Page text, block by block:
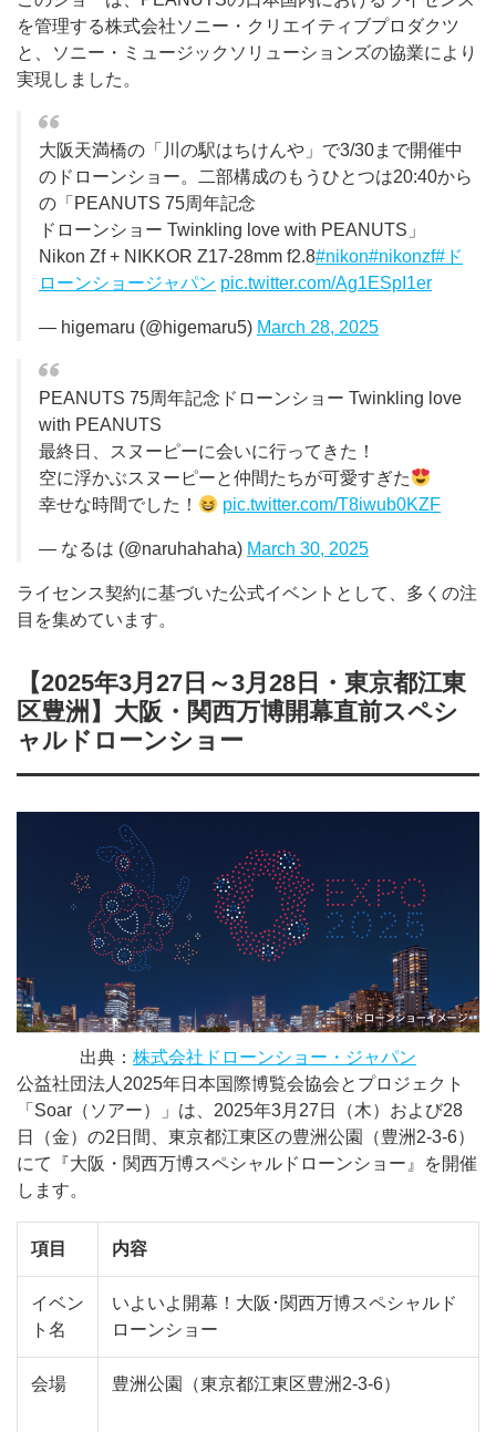
を管理する株式会社ソニー・クリエイティブプロダクツ
と、ソニー・ミュージックソリューションズの協業により
実現しました。
大阪天満橋の「川の駅はちけんや」で3/30まで開催中
のドローンショー。二部構成のもうひとつは20:40から
の「PEANUTS 75周年記念
ドローンショー Twinkling love with PEANUTS」
Nikon Zf + NIKKOR Z17-28mm f2.8#nikon#nikonzf#ド
ローンショージャパン pic.twitter.com/Ag1ESpI1er
— higemaru (@higemaru5) March 28, 2025
PEANUTS 75周年記念ドローンショー Twinkling love
with PEANUTS
最終日、スヌーピーに会いに行ってきた！
空に浮かぶスヌーピーと仲間たちが可愛すぎた
幸せな時間でした！
pic.twitter.com/T8iwub0KZF
— なるは (@naruhahaha) March 30, 2025
ライセンス契約に基づいた公式イベントとして、多くの注
目を集めています。
【2025年3月27日～3月28日・東京都江東
区豊洲】大阪・関西万博開幕直前スペシ
ャルドローンショー
出典： 株式会社ドローンショー・ジャパン
公益社団法人2025年日本国際博覧会協会とプロジェクト
「Soar（ソアー）」は、2025年3月27日（木）および28
日（金）の2日間、東京都江東区の豊洲公園（豊洲2-3-6）
にて『大阪・関西万博スペシャルドローンショー』を開催
します。
項目 内容
イベン
ト名
いよいよ開幕！大阪･関西万博スペシャルド
ローンショー
会場 豊洲公園（東京都江東区豊洲2-3-6）